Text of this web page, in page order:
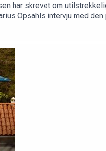
har skrevet om
Opsahls intervju med